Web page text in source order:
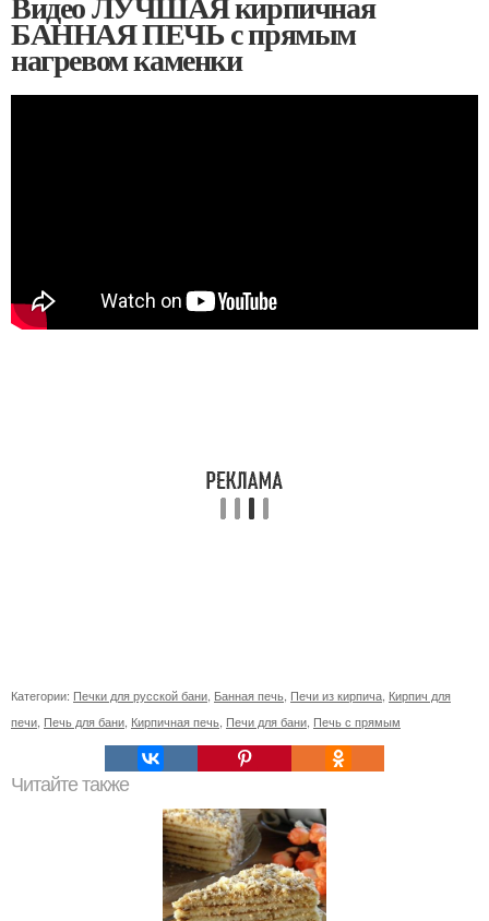
БАННАЯ ПЕЧЬ с прямым
нагревом каменки
Категории: Печки для русской бани, Банная печь, Печи из кирпича, Кирпич для
печи, Печь для бани, Кирпичная печь, Печи для бани, Печь с прямым
Читайте также